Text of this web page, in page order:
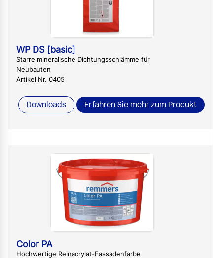
WP DS [basic]
Starre mineralische Dichtungsschlämme für
Neubauten
Artikel Nr. 0405
Downloads Erfahren Sie mehr zum Produkt
Color PA
Hochwertige Reinacrylat-Fassadenfarbe